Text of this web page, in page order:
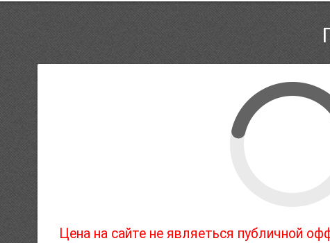
Цена на сайте не являеться публичной